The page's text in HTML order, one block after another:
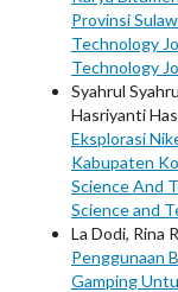
Provinsi
Technology
Technology
Syahrul
Hasriyanti
Eksplorasi
Kabupaten
Science And
Science and
La Dodi, Rina
Penggunaan
Gamping